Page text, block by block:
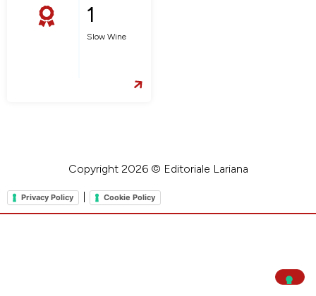
1
Slow Wine
Copyright 2026 © Editoriale Lariana
Privacy Policy Cookie Policy